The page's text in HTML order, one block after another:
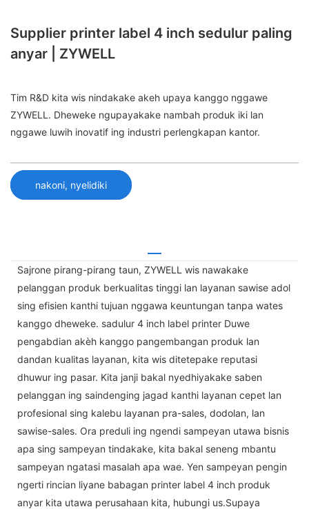
Supplier printer label 4 inch sedulur paling
anyar | ZYWELL
Tim R&D kita wis nindakake akeh upaya kanggo nggawe
ZYWELL. Dheweke ngupayakake nambah produk iki lan
nggawe luwih inovatif ing industri perlengkapan kantor.
nakoni, nyelidiki
Sajrone pirang-pirang taun, ZYWELL wis nawakake
pelanggan produk berkualitas tinggi lan layanan sawise adol
sing efisien kanthi tujuan nggawa keuntungan tanpa wates
kanggo dheweke. sadulur 4 inch label printer Duwe
pengabdian akèh kanggo pangembangan produk lan
dandan kualitas layanan, kita wis ditetepake reputasi
dhuwur ing pasar. Kita janji bakal nyedhiyakake saben
pelanggan ing saindenging jagad kanthi layanan cepet lan
profesional sing kalebu layanan pra-sales, dodolan, lan
sawise-sales. Ora preduli ing ngendi sampeyan utawa bisnis
apa sing sampeyan tindakake, kita bakal seneng mbantu
sampeyan ngatasi masalah apa wae. Yen sampeyan pengin
ngerti rincian liyane babagan printer label 4 inch produk
anyar kita utawa perusahaan kita, hubungi us.Supaya